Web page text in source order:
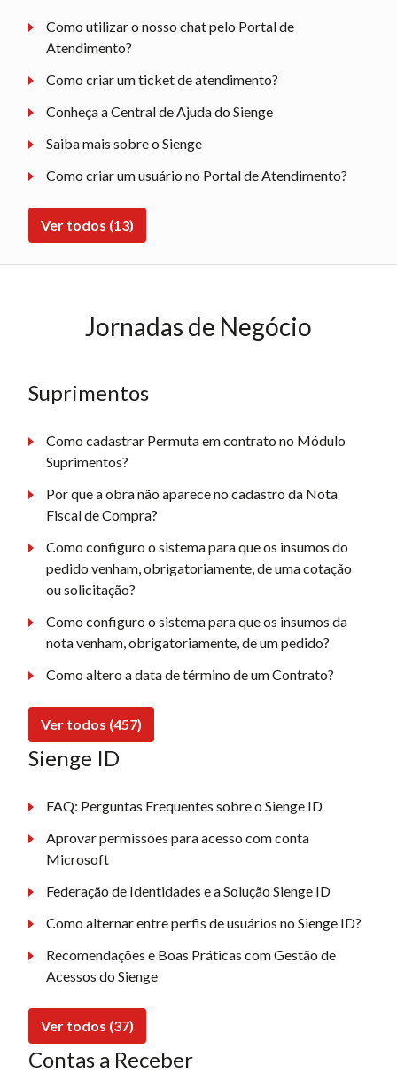
Como utilizar o nosso chat pelo Portal de
Atendimento?
Como criar um ticket de atendimento?
Conheça a Central de Ajuda do Sienge
Saiba mais sobre o Sienge
Como criar um usuário no Portal de Atendimento?
Ver todos (13)
Jornadas de Negócio
Suprimentos
Como cadastrar Permuta em contrato no Módulo
Suprimentos?
Por que a obra não aparece no cadastro da Nota
Fiscal de Compra?
Como configuro o sistema para que os insumos do
pedido venham, obrigatoriamente, de uma cotação
ou solicitação?
Como configuro o sistema para que os insumos da
nota venham, obrigatoriamente, de um pedido?
Como altero a data de término de um Contrato?
Ver todos (457)
Sienge ID
FAQ: Perguntas Frequentes sobre o Sienge ID
Aprovar permissões para acesso com conta
Microsoft
Federação de Identidades e a Solução Sienge ID
Como alternar entre perfis de usuários no Sienge ID?
Recomendações e Boas Práticas com Gestão de
Acessos do Sienge
Ver todos (37)
Contas a Receber